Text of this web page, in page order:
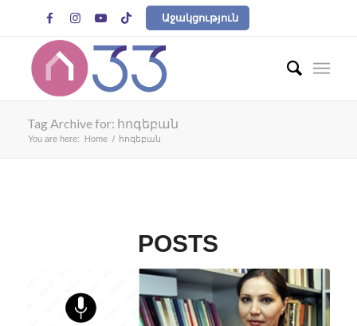
    Աջակցություն
Tag Archive for: հոգեբան
You are here: Home / հոգեբան
POSTS